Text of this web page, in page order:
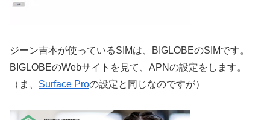
ジーン吉本が使っているSIMは、BIGLOBEのSIMです。
BIGLOBEのWebサイトを見て、APNの設定をします。
（ま、 Surface Proの設定と同じなのですが）